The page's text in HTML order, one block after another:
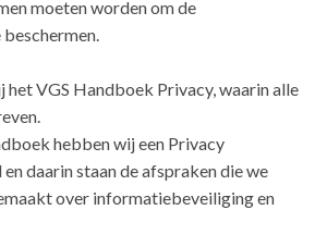
moeten worden om de
VGS Handboek Privacy, waarin alle
hebben wij een Privacy
daarin staan de afspraken die we
over informatiebeveiliging en